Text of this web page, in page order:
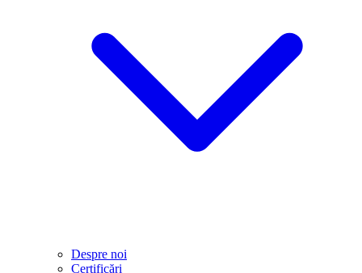
Despre noi
Certificări